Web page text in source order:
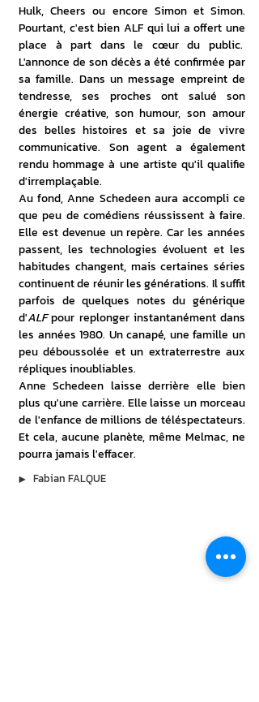
Hulk, Cheers ou encore Simon et Simon.
Pourtant, c'est bien ALF qui lui a offert une
place à part dans le cœur du public.
L'annonce de son décès a été confirmée par
sa famille. Dans un message empreint de
tendresse, ses proches ont salué son
énergie créative, son humour, son amour
des belles histoires et sa joie de vivre
communicative. Son agent a également
rendu hommage à une artiste qu'il qualifie
d'irremplaçable.
Au fond, Anne Schedeen aura accompli ce
que peu de comédiens réussissent à faire.
Elle est devenue un repère. Car les années
passent, les technologies évoluent et les
habitudes changent, mais certaines séries
continuent de réunir les générations. Il suffit
parfois de quelques notes du générique
d'ALF pour replonger instantanément dans
les années 1980. Un canapé, une famille un
peu déboussolée et un extraterrestre aux
répliques inoubliables.
Anne Schedeen laisse derrière elle bien
plus qu'une carrière. Elle laisse un morceau
de l'enfance de millions de téléspectateurs.
Et cela, aucune planète, même Melmac, ne
pourra jamais l'effacer.
▶︎ Fabian FALQUE